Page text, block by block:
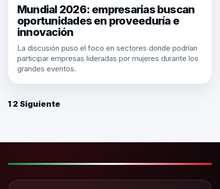
Mundial 2026: empresarias buscan
oportunidades en proveeduría e
innovación
La discusión puso el foco en sectores donde podrían
participar empresas lideradas por mujeres durante los
grandes eventos.
1 2 Siguiente